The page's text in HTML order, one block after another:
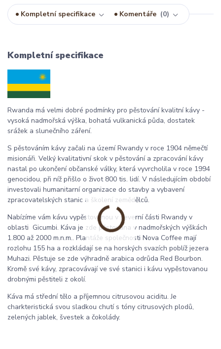
Kompletní specifikace Komentáře 0
Kompletní specifikace
Rwanda má velmi dobré podmínky pro pěstování kvalitní kávy -
vysoká nadmořská výška, bohatá vulkanická půda, dostatek
srážek a slunečního záření.
S pěstováním kávy začali na území Rwandy v roce 1904 němečtí
misionáři. Velký kvalitativní skok v pěstování a zpracování kávy
nastal po ukončení občanské války, která vyvrcholila v roce 1994
genocidou, při níž přišlo o život 800 tis. lidí. V následujícím období
investovali humanitarní organizace do stavby a vybavení
zpracovatelských stanic a školení zemědělců.
Nabízíme vám kávu vypěstovanou v severní části Rwandy v
oblasti Gicumbi. Káva je zde pěstována v nadmořských výškách
1.800 až 2000 m.n.m.. Plantáže společnosti Nova Coffee mají
rozlohu 155 ha a rozkládají se na horských svazích poblíž jezera
Muhazi. Pěstuje se zde výhradně arabica odrůda Red Bourbon.
Kromě své kávy, zpracovávají ve své stanici i kávu vypěstovanou
drobnými pěstiteli z okolí.
Káva má střední tělo a příjemnou citrusovou aciditu. Je
charkteristická svou sladkou chutí s tóny citrusových plodů,
zelených jablek, švestek a čokolády.